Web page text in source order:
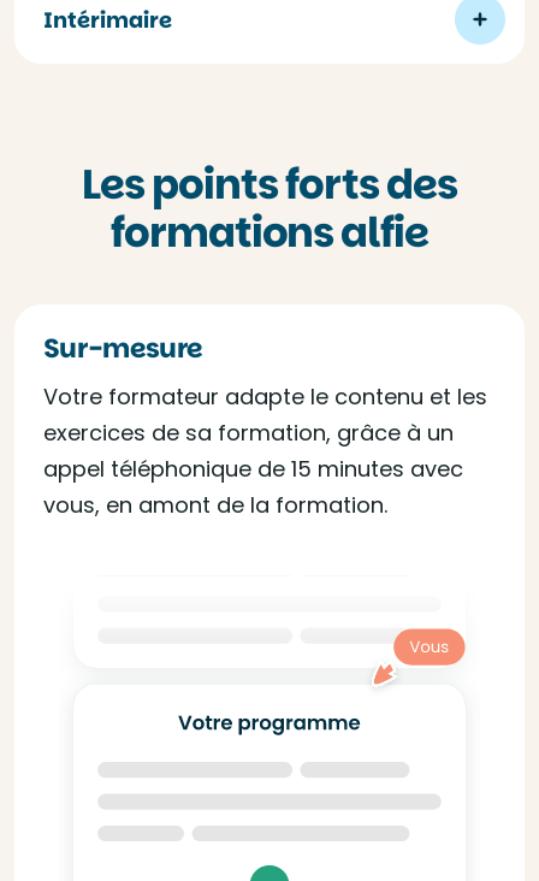
Intérimaire
Les points forts des
formations alfie
Sur-mesure
Votre formateur adapte le contenu et les
exercices de sa formation, grâce à un
appel téléphonique de 15 minutes avec
vous, en amont de la formation.